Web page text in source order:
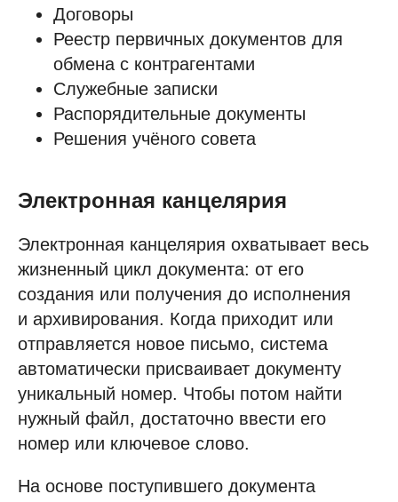
Договоры
Реестр первичных документов для
обмена с контрагентами
Служебные записки
Распорядительные документы
Решения учёного совета
Электронная канцелярия
Электронная канцелярия охватывает весь
жизненный цикл документа: от его
создания или получения до исполнения
и архивирования. Когда приходит или
отправляется новое письмо, система
автоматически присваивает документу
уникальный номер. Чтобы потом найти
нужный файл, достаточно ввести его
номер или ключевое слово.
На основе поступившего документа